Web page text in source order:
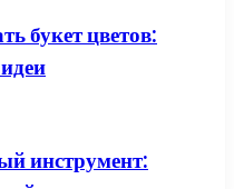
букет цветов:
инструмент: